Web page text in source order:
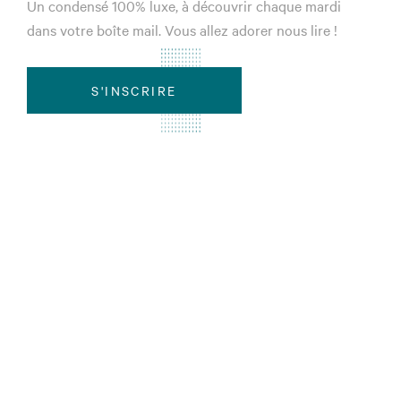
Un condensé 100% luxe, à découvrir chaque mardi
dans votre boîte mail. Vous allez adorer nous lire !
S'INSCRIRE